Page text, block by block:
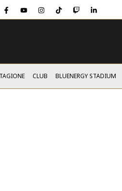
facebook
youtubeinstagram
tiktoktwitchlinkedin
CLUB BLUENERGY STADIUM